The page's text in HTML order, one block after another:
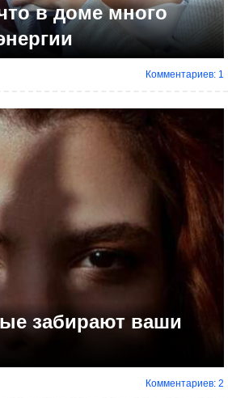
в доме много
Комментариев: 1
забирают ваши
Комментариев: 2